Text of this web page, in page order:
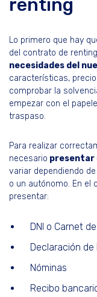
renting
Lo primero que hay
del contrato de
necesidades del
características,
comprobar la
empezar con el
traspaso.
Para realizar
necesario presentar
variar dependiendo
o un autónomo. En el
presentar:
DNI o Carnet
Declaración de
Nóminas
Recibo